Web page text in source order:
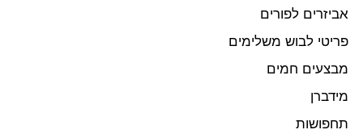
אביזרים לפורים
פריטי לבוש משלימים
מבצעים חמים
מידברן
תחפושות